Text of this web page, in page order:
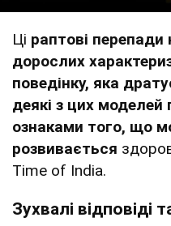
Ці раптові
дорослих
поведінку, яка
деякі з цих моделей
ознаками того, що
розвивається
Time of India.
Зухвалі відповіді